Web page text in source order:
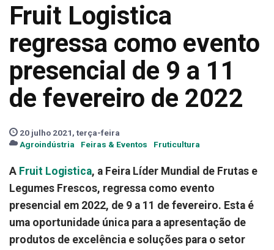
Fruit Logistica
regressa como evento
presencial de 9 a 11
de fevereiro de 2022
20 julho 2021, terça-feira
Agroindústria
Feiras & Eventos Fruticultura
A Fruit Logistica, a Feira Líder Mundial de Frutas e
Legumes Frescos, regressa como evento
presencial em 2022, de 9 a 11 de fevereiro. Esta é
uma oportunidade única para a apresentação de
produtos de excelência e soluções para o setor